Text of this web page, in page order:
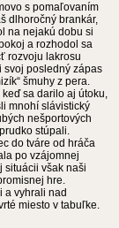
s pomaľovaním
dlhoročný brankár,
na nejakú dobu si
a rozhodol sa
rozvoju lakrosu
svoj posledný zápas
šmuhy z pera.
sa darilo aj útoku,
mnohí slávistický
nešportových
stúpali.
do tváre od hráča
po vzájomnej
situácii však naši
hre.
a vyhrali nad
miesto v tabuľke.